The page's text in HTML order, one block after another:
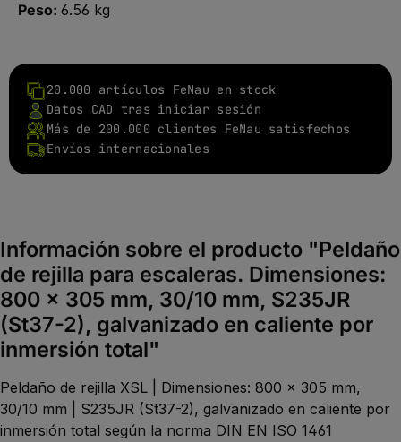
Peso: 6.56 kg
20.000 artículos FeNau en stock
Datos CAD tras iniciar sesión
Más de 200.000 clientes FeNau satisfechos
Envíos internacionales
Información sobre el producto "Peldaño
de rejilla para escaleras. Dimensiones:
800 x 305 mm, 30/10 mm, S235JR
(St37-2), galvanizado en caliente por
inmersión total"
Peldaño de rejilla XSL | Dimensiones: 800 x 305 mm,
30/10 mm | S235JR (St37-2), galvanizado en caliente por
inmersión total según la norma DIN EN ISO 1461